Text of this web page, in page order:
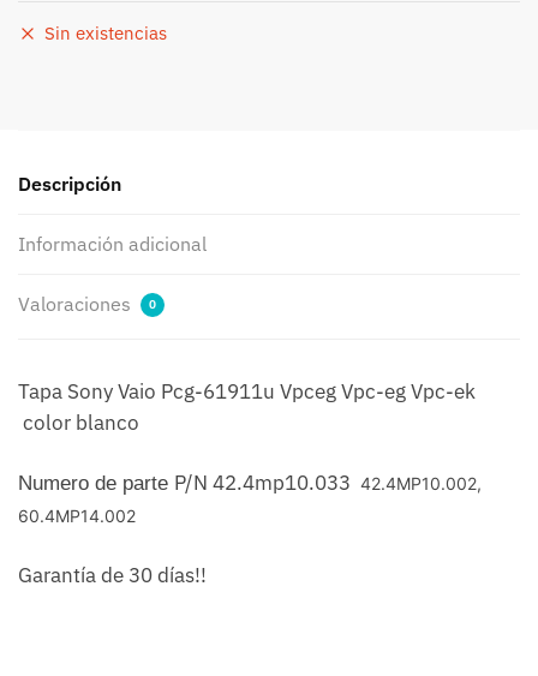
Sin existencias
Descripción
Información adicional
Valoraciones 0
Tapa Sony Vaio Pcg-61911u Vpceg Vpc-eg Vpc-ek
color blanco
Numero de parte P/N 42.4mp10.033 42.4MP10.002,
60.4MP14.002
Garantía de 30 días!!